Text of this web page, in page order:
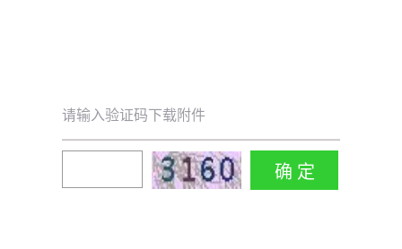
请输入验证码下载附件